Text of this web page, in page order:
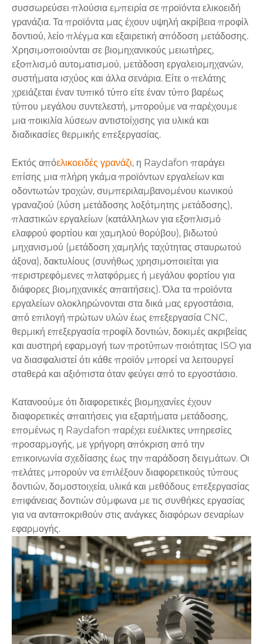
συσσωρεύσει πλούσια εμπειρία σε προϊόντα ελικοειδή
γρανάζια. Τα προϊόντα μας έχουν υψηλή ακρίβεια προφίλ
δοντιού, λείο πλέγμα και εξαιρετική απόδοση μετάδοσης.
Χρησιμοποιούνται σε βιομηχανικούς μειωτήρες,
εξοπλισμό αυτοματισμού, μετάδοση εργαλειομηχανών,
συστήματα ισχύος και άλλα σενάρια. Είτε ο πελάτης
χρειάζεται έναν τυπικό τύπο είτε έναν τύπο βαρέως
τύπου μεγάλου συντελεστή, μπορούμε να παρέχουμε
μια ποικιλία λύσεων αντιστοίχισης για υλικά και
διαδικασίες θερμικής επεξεργασίας.
Εκτός απόελικοειδές γρανάζι, η Raydafon παράγει
επίσης μια πλήρη γκάμα προϊόντων εργαλείων και
οδοντωτών τροχών, συμπεριλαμβανομένου κωνικού
γραναζιού (λύση μετάδοσης λοξότμητης μετάδοσης),
πλαστικών εργαλείων (κατάλληλων για εξοπλισμό
ελαφρού φορτίου και χαμηλού θορύβου), βιδωτού
μηχανισμού (μετάδοση χαμηλής ταχύτητας σταυρωτού
άξονα), δακτυλίους (συνήθως χρησιμοποιείται για
περιστρεφόμενες πλατφόρμες ή μεγάλου φορτίου για
διάφορες βιομηχανικές απαιτήσεις). Όλα τα προϊόντα
εργαλείων ολοκληρώνονται στα δικά μας εργοστάσια,
από επιλογή πρώτων υλών έως επεξεργασία CNC,
θερμική επεξεργασία προφίλ δοντιών, δοκιμές ακριβείας
και αυστηρή εφαρμογή των προτύπων ποιότητας ISO για
να διασφαλιστεί ότι κάθε προϊόν μπορεί να λειτουργεί
σταθερά και αξιόπιστα όταν φεύγει από το εργοστάσιο.
Κατανοούμε ότι διαφορετικές βιομηχανίες έχουν
διαφορετικές απαιτήσεις για εξαρτήματα μετάδοσης,
επομένως η Raydafon παρέχει ευέλικτες υπηρεσίες
προσαρμογής, με γρήγορη απόκριση από την
επικοινωνία σχεδίασης έως την παράδοση δειγμάτων. Οι
πελάτες μπορούν να επιλέξουν διαφορετικούς τύπους
δοντιών, δομοστοιχεία, υλικά και μεθόδους επεξεργασίας
επιφάνειας δοντιών σύμφωνα με τις συνθήκες εργασίας
για να ανταποκριθούν στις ανάγκες διαφόρων σεναρίων
εφαρμογής.